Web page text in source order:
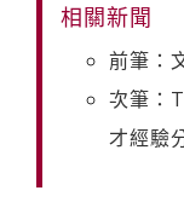
相關新聞
前筆：
次筆：
才經驗